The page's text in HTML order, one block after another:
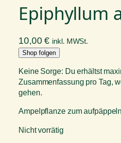
Epiphyllum
10,00€ inkl. MWSt.
Shop folgen
Keine Sorge: Du erhältst
Zusammenfassung pro Tag,
gehen.
Ampelpflanze zum aufpäppeln
Nicht vorrätig